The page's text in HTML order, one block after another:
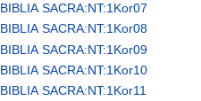
BIBLIA SACRA:NT:1Kor07
BIBLIA SACRA:NT:1Kor08
BIBLIA SACRA:NT:1Kor09
BIBLIA SACRA:NT:1Kor10
BIBLIA SACRA:NT:1Kor11